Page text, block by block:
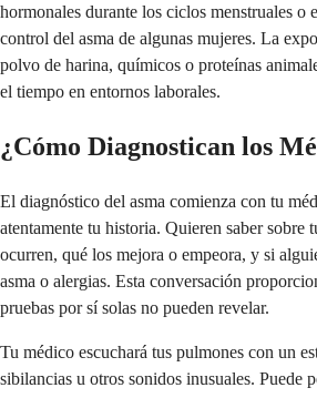
hormonales durante los ciclos menstruales o
control del asma de algunas mujeres. La
polvo de harina, químicos o proteínas
el tiempo en entornos laborales.
¿Cómo Diagnostican los
El diagnóstico del asma comienza con tu
atentamente tu historia. Quieren saber sobre
ocurren, qué los mejora o empeora, y si
asma o alergias. Esta conversación
pruebas por sí solas no pueden revelar.
Tu médico escuchará tus pulmones con un
sibilancias u otros sonidos inusuales. Puede